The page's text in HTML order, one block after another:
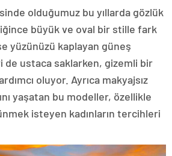
olduğumuz bu yıllarda gözlük
büyük ve oval bir stille fark
yüzünüzü kaplayan güneş
de ustaca saklarken, gizemli bir
oluyor. Ayrıca makyajsız
yaşatan bu modeller, özellikle
isteyen kadınların tercihleri